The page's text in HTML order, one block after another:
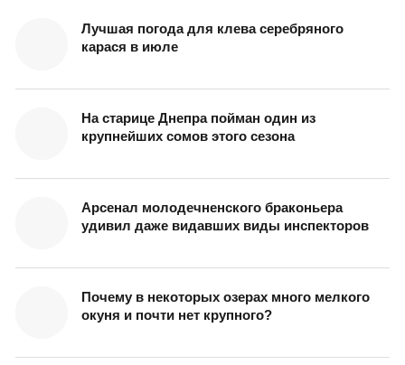
Лучшая погода для клева серебряного
карася в июле
На старице Днепра пойман один из
крупнейших сомов этого сезона
Арсенал молодечненского браконьера
удивил даже видавших виды инспекторов
Почему в некоторых озерах много мелкого
окуня и почти нет крупного?